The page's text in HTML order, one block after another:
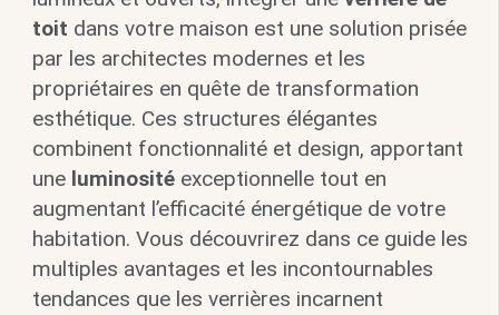
toit dans votre maison est une solution prisée
par les architectes modernes et les
propriétaires en quête de transformation
esthétique. Ces structures élégantes
combinent fonctionnalité et design, apportant
une luminositéexceptionnelle tout en
augmentant l’efficacité énergétique de votre
habitation. Vous découvrirez dans ce guide les
multiples avantages et les incontournables
tendances que les verrières incarnent